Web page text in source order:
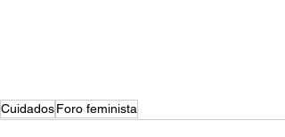
CuidadosForo feminista